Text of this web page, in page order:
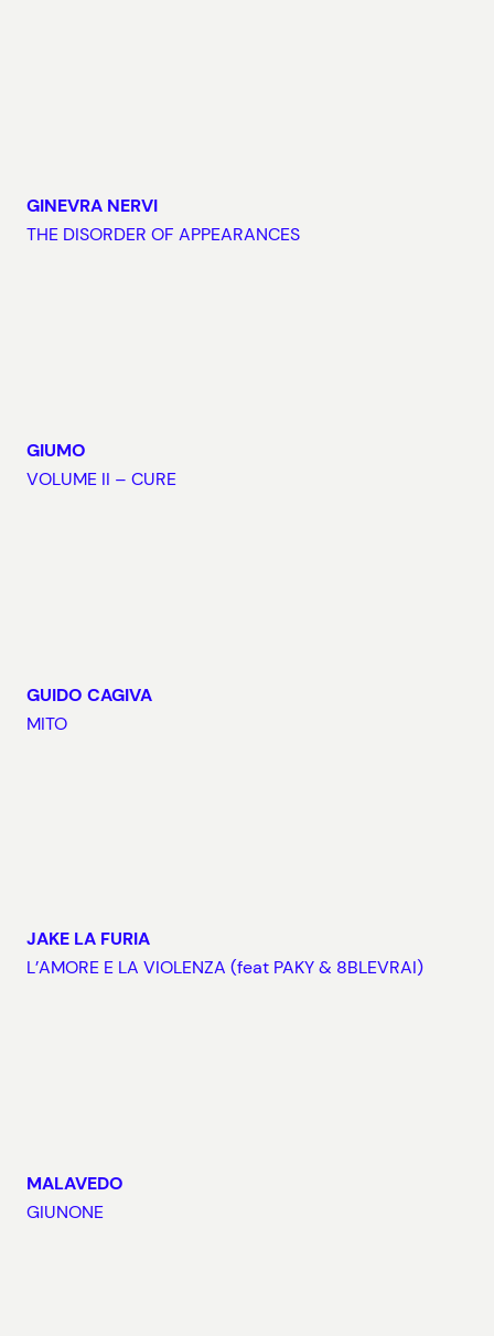
GINEVRA NERVI
THE DISORDER OF APPEARANCES
GIUMO
VOLUME II – CURE
GUIDO CAGIVA
MITO
JAKE LA FURIA
L’AMORE E LA VIOLENZA (feat PAKY & 8BLEVRAI)
MALAVEDO
GIUNONE